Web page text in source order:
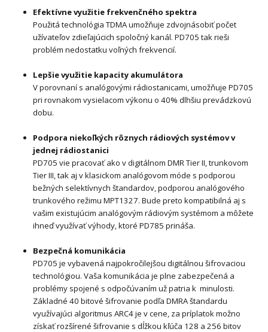
Efektívne využitie frekvenčného spektra
Použitá technológia TDMA umožňuje zdvojnásobiť počet
užívateľov zdieľajúcich spoločný kanál. PD705 tak rieši
problém nedostatku voľných frekvencií.
Lepšie využitie kapacity akumulátora
V porovnaní s analógovými rádiostanicami, umožňuje PD705
pri rovnakom vysielacom výkonu o 40% dlhšiu prevádzkovú
dobu.
Podpora niekoľkých rôznych rádiových systémov v
jednej rádiostanici
PD705 vie pracovať ako v digitálnom DMR Tier II, trunkovom
Tier III, tak aj v klasickom analógovom móde s podporou
bežných selektívnych štandardov, podporou analógového
trunkového režimu MPT1327. Bude preto kompatibilná aj s
vašim existujúcim analógovým rádiovým systémom a môžete
ihneď využívať výhody, ktoré PD785 prináša.
Bezpečná komunikácia
PD705 je vybavená najpokročilejšou digitálnou šifrovaciou
technológiou. Vaša komunikácia je plne zabezpečená a
problémy spojené s odpočúvaním už patria k minulosti.
Základné 40 bitové šifrovanie podľa DMRA štandardu
využívajúci algoritmus ARC4 je v cene, za príplatok možno
získať rozšírené šifrovanie s dĺžkou kľúča 128 a 256 bitov